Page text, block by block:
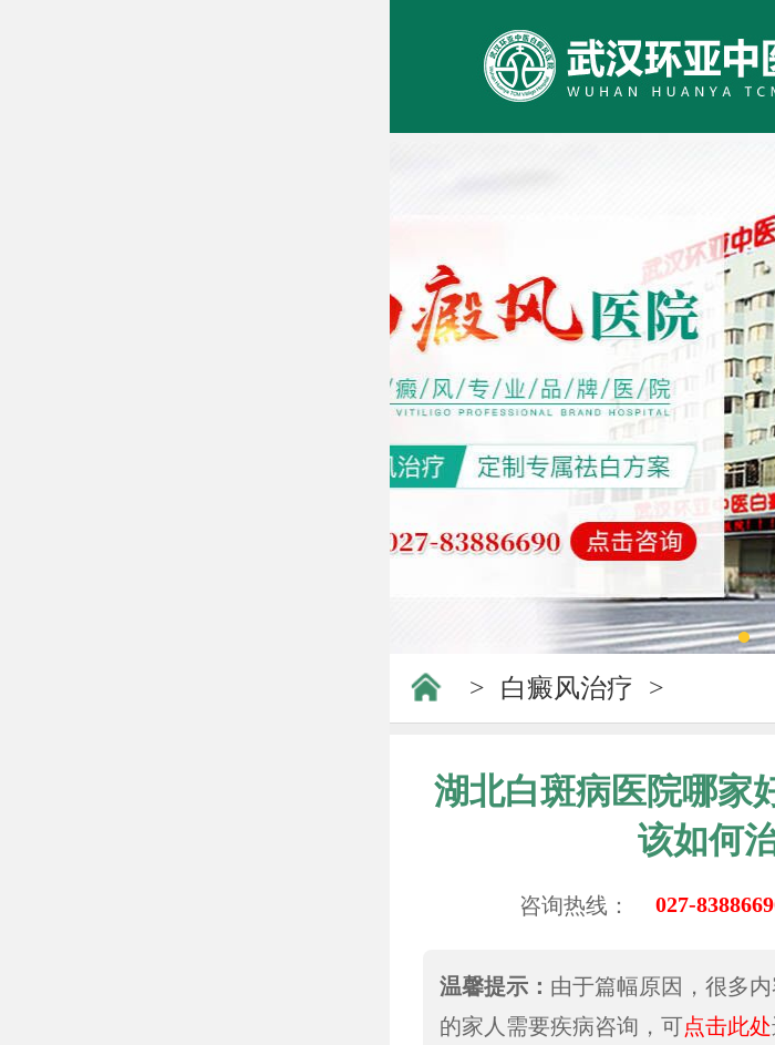
> 白癜风治疗 >
湖北白斑病医院哪家
该如何
咨询热线： 027-
温馨提示： 由于篇幅原因，很多
的家人需要疾病咨询，可点击此处